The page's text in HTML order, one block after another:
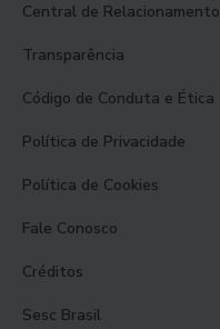
Central de Relacionamento
Transparência
Código de Conduta e Ética
Política de Privacidade
Política de Cookies
Fale Conosco
Créditos
Sesc Brasil